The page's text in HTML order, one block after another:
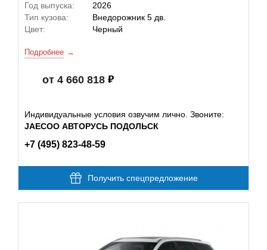
Год выпуска:
2026
Тип кузова:
Внедорожник 5 дв.
Цвет:
Черный
Подробнее
от 4 660 818
Индивидуальные условия озвучим лично. Звоните:
JAECOO АВТОРУСЬ ПОДОЛЬСК
+7 (495) 823-48-59
Получить спецпредложение